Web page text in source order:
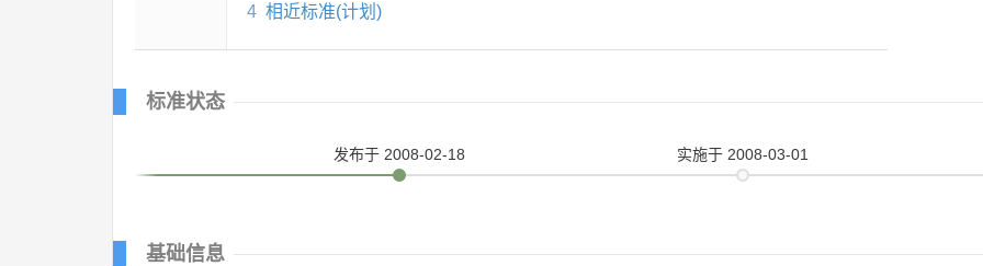
4 相近标准(计划)
标准状态
发布于 2008-02-18 实施于 2008-03-01
基础信息